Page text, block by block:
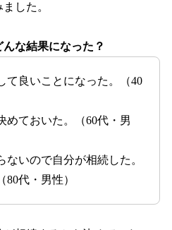
した。
な結果になった？
て良いことになった。（40
めておいた。（60代・男
ないので自分が相続した。
代・男性）